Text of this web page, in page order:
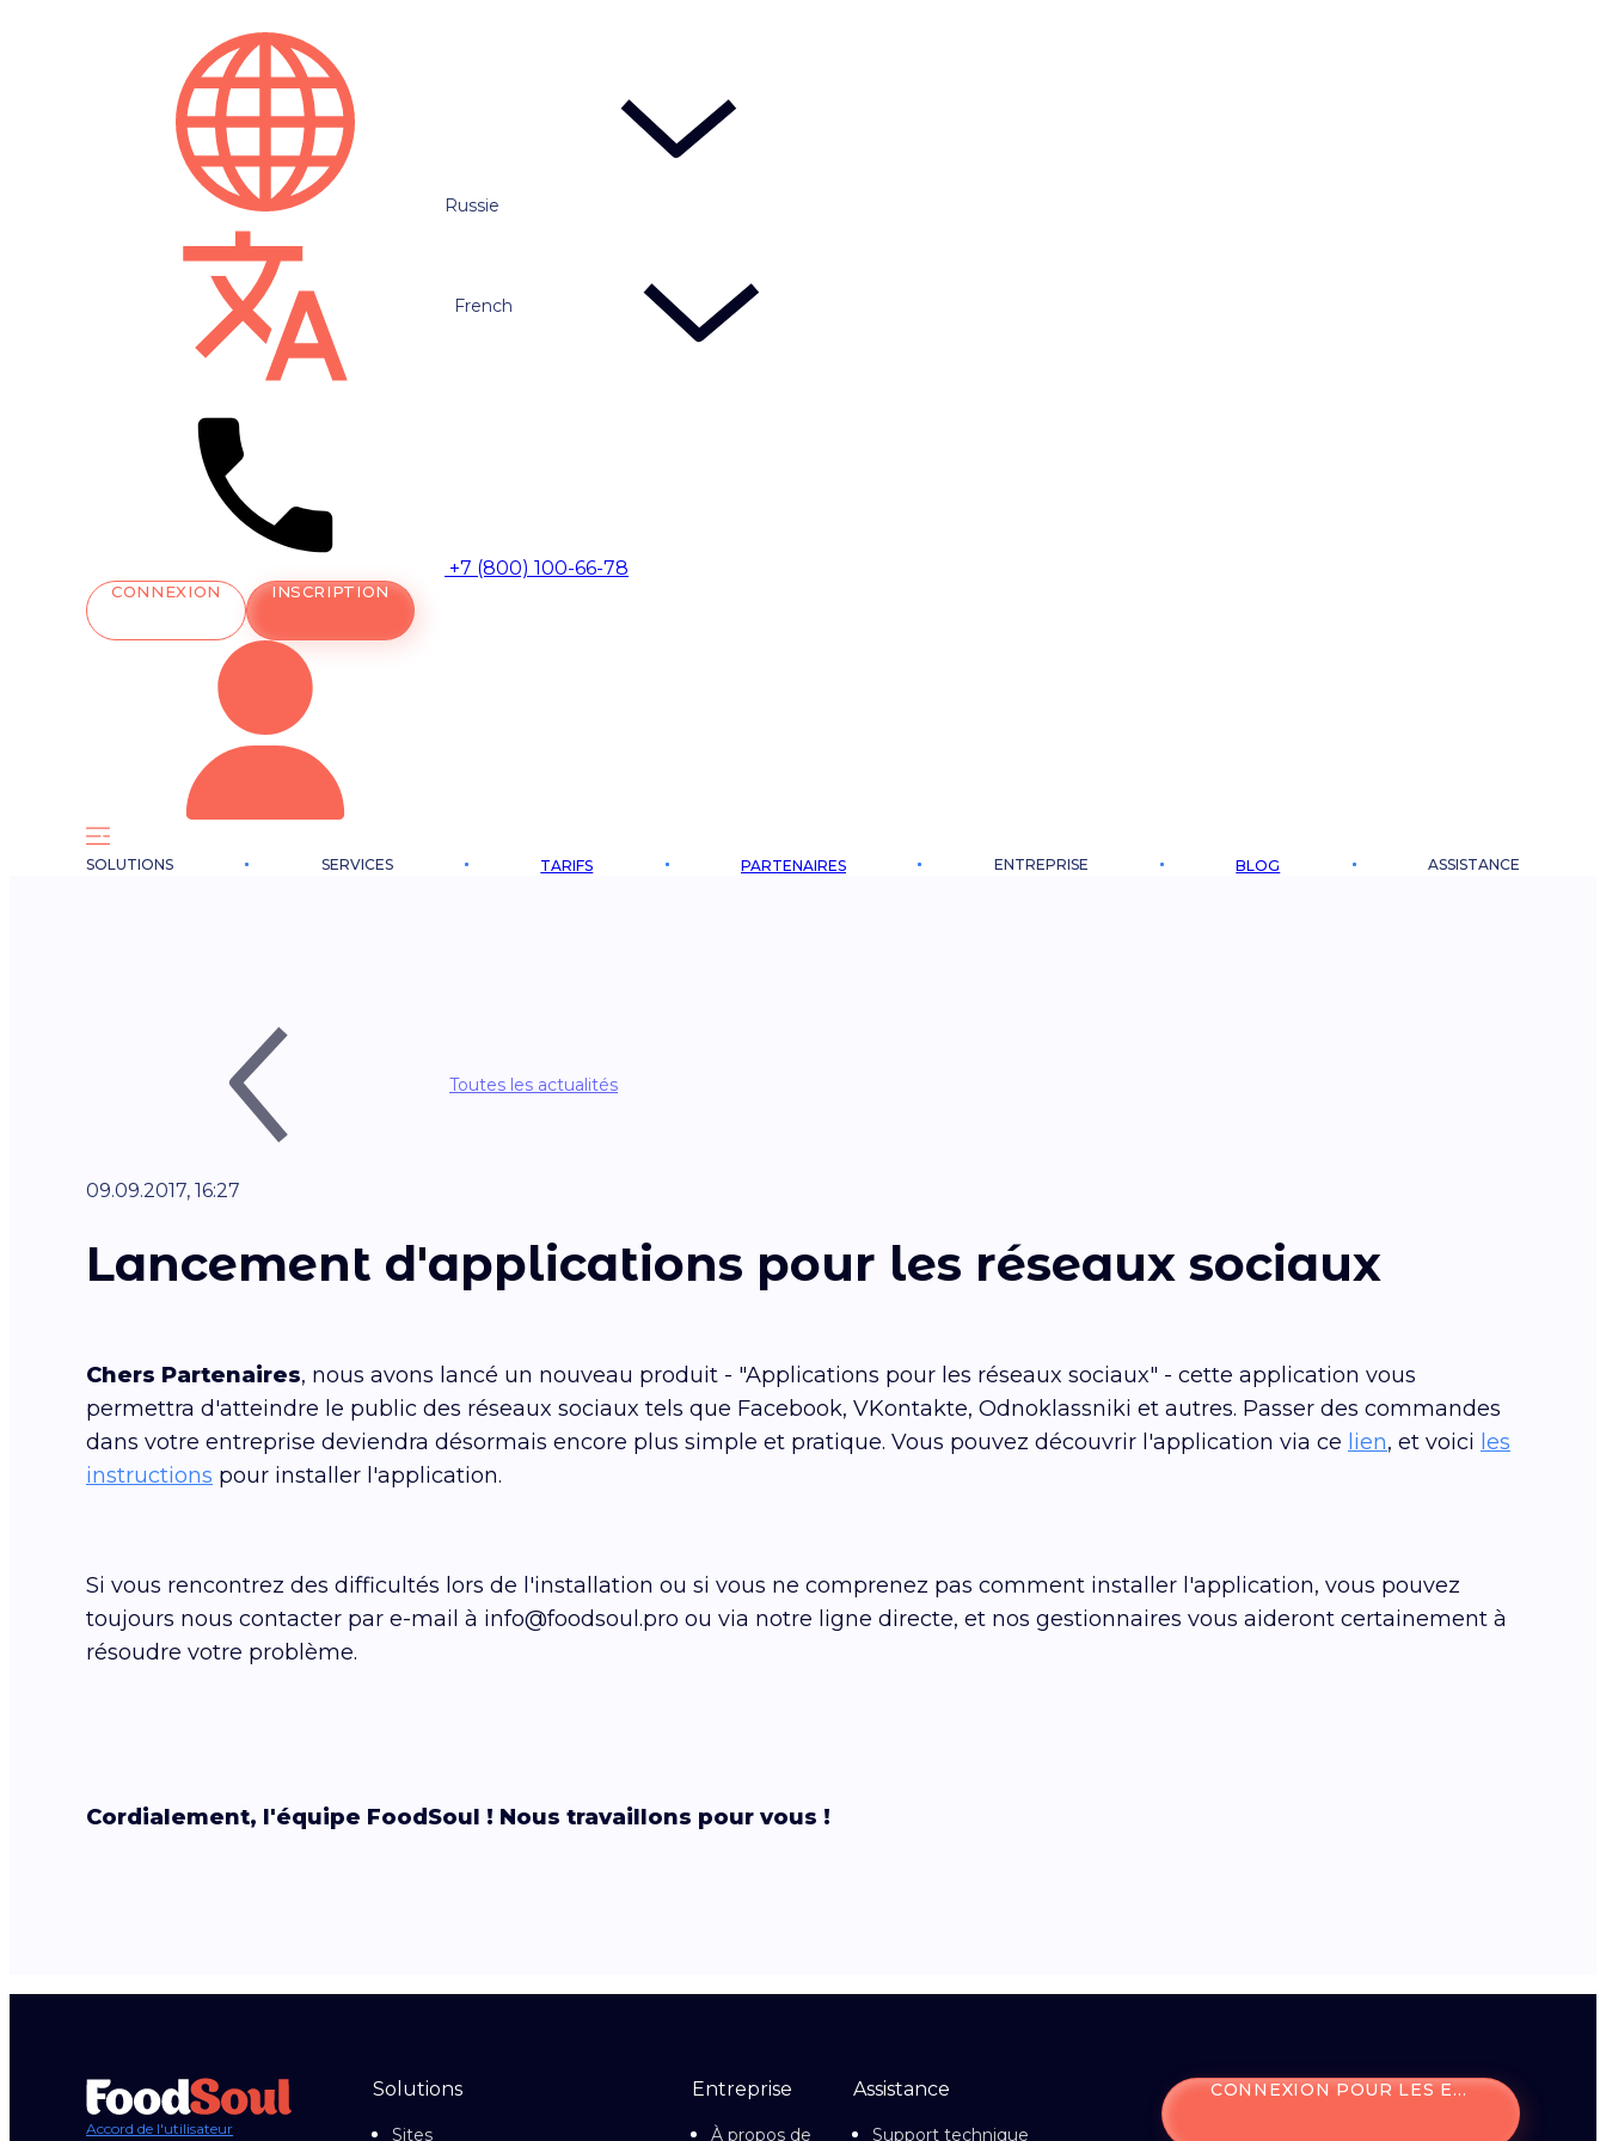
Russie
French
+7 (800) 100-66-78
CONNEXION INSCRIPTION
SOLUTIONS SERVICES TARIFS PARTENAIRES ENTREPRISE BLOG ASSISTANCE
Toutes les actualités
09.09.2017, 16:27
Lancement d'applications pour les réseaux sociaux
Chers Partenaires, nous avons lancé un nouveau produit - "Applications pour les réseaux sociaux" - cette application vous
permettra d'atteindre le public des réseaux sociaux tels que Facebook, VKontakte, Odnoklassniki et autres. Passer des commandes
dans votre entreprise deviendra désormais encore plus simple et pratique. Vous pouvez découvrir l'application via ce lien, et voici les
instructions pour installer l'application.
Si vous rencontrez des difficultés lors de l'installation ou si vous ne comprenez pas comment installer l'application, vous pouvez
toujours nous contacter par e-mail à info@foodsoul.pro ou via notre ligne directe, et nos gestionnaires vous aideront certainement à
résoudre votre problème.
Cordialement, l'équipe FoodSoul ! Nous travaillons pour vous !
Accord de l'utilisateur
Solutions
Sites
Entreprise
À propos de
Assistance
Support technique
CONNEXION POUR LES ENTREPRISES